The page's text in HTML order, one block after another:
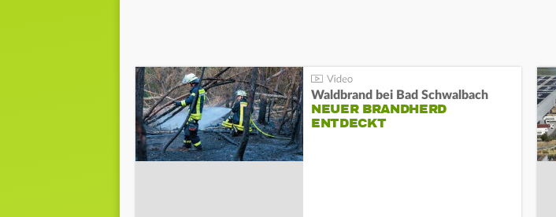
Waldbrand bei Bad Schwalbach
NEUER BRANDHERD
ENTDECKT